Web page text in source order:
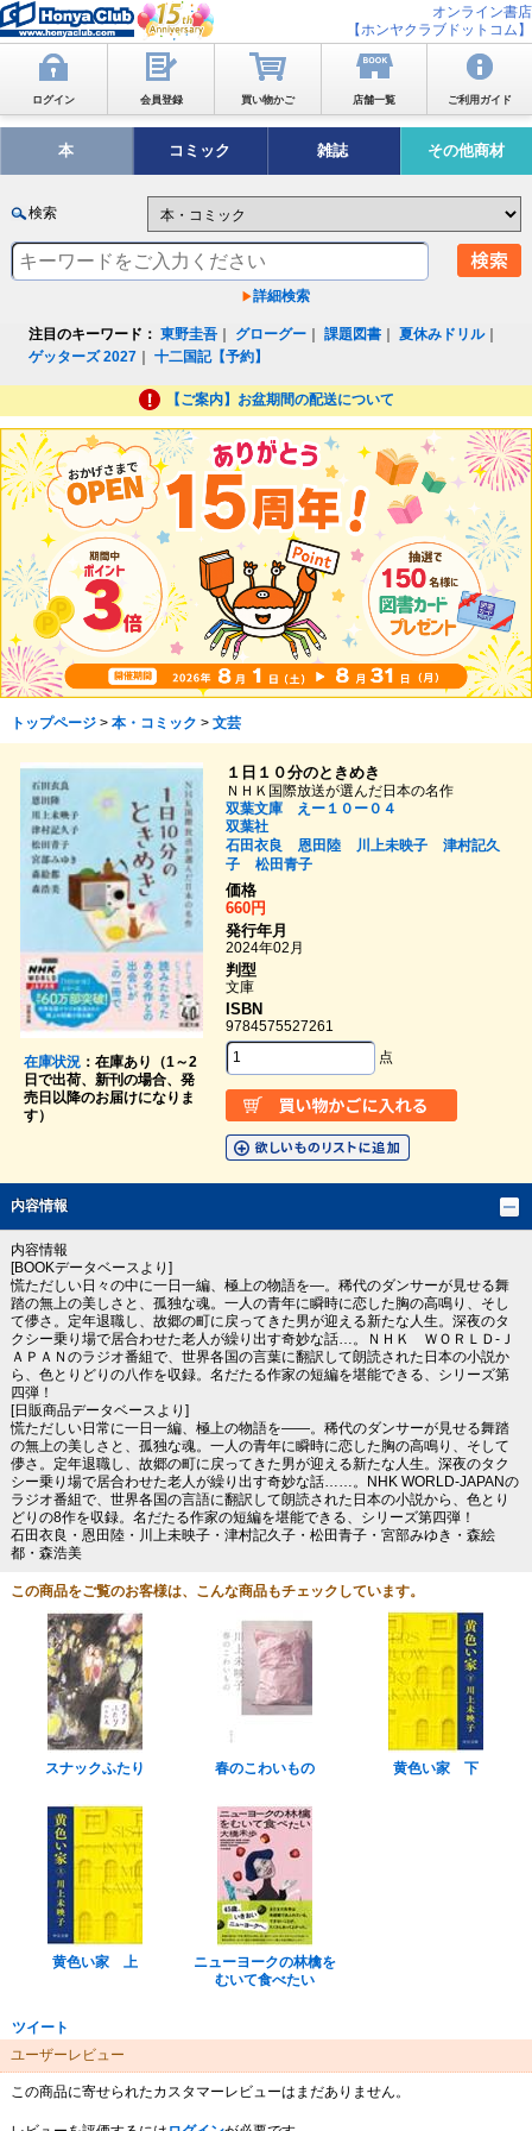
オンライン書店
【ホンヤクラブドットコム】
ログイン 会員登録 買い物かご 店舗一覧 ご利用ガイド
本 コミック 雑誌 その他商材
検索
詳細検索
注目のキーワード： 東野圭吾 グローグー ｜課題図書 ｜夏休みドリル｜
ゲッターズ 2027 ｜十二国記【予約】
【ご案内】お盆期間の配送について
トップページ> 本・コミック > 文芸
在庫状況：在庫あり（1～2
日で出荷、新刊の場合、発
売日以降のお届けになりま
す）
１日１０分のときめき
ＮＨＫ国際放送が選んだ日本の名作
双葉文庫 えー１０ー０４
双葉社
石田衣良
恩田陸 川上未映子
津村記久
子
松田青子
価格
660円
発行年月
2024年02月
判型
文庫
ISBN
9784575527261
点
内容情報
内容情報
[BOOKデータベースより]
慌ただしい日々の中に一日一編、極上の物語を―。稀代のダンサーが見せる舞
踏の無上の美しさと、孤独な魂。一人の青年に瞬時に恋した胸の高鳴り、そし
て儚さ。定年退職し、故郷の町に戻ってきた男が迎える新たな人生。深夜のタ
クシー乗り場で居合わせた老人が繰り出す奇妙な話…。ＮＨＫ ＷＯＲＬＤ‐Ｊ
ＡＰＡＮのラジオ番組で、世界各国の言葉に翻訳して朗読された日本の小説か
ら、色とりどりの八作を収録。名だたる作家の短編を堪能できる、シリーズ第
四弾！
[日販商品データベースより]
慌ただしい日常に一日一編、極上の物語を――。稀代のダンサーが見せる舞踏
の無上の美しさと、孤独な魂。一人の青年に瞬時に恋した胸の高鳴り、そして
儚さ。定年退職し、故郷の町に戻ってきた男が迎える新たな人生。深夜のタク
シー乗り場で居合わせた老人が繰り出す奇妙な話……。NHK WORLD-JAPANの
ラジオ番組で、世界各国の言語に翻訳して朗読された日本の小説から、色とり
どりの8作を収録。名だたる作家の短編を堪能できる、シリーズ第四弾！
石田衣良・恩田陸・川上未映子・津村記久子・松田青子・宮部みゆき・森絵
都・森浩美
この商品をご覧のお客様は、こんな商品もチェックしています。
スナックふたり 春のこわいもの 黄色い家 下
黄色い家 上
ニューヨークの林檎を
むいて食べたい
ツイート
ユーザーレビュー
この商品に寄せられたカスタマーレビューはまだありません。